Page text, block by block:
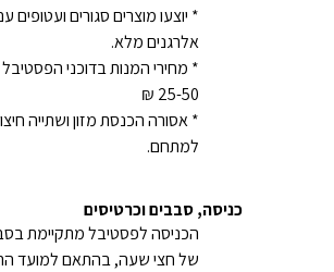
* יוצעו מוצרים סגורים ועטופים
אלרגנים מלא.
* מחירי המנות בדוכני הפסטיבל
25-50 ₪
* אסורה הכנסת מזון ושתייה
למתחם.
כניסה, סבבים וכרטיסים
הכניסה לפסטיבל מתקיימת
של חצי שעה, בהתאם למועד